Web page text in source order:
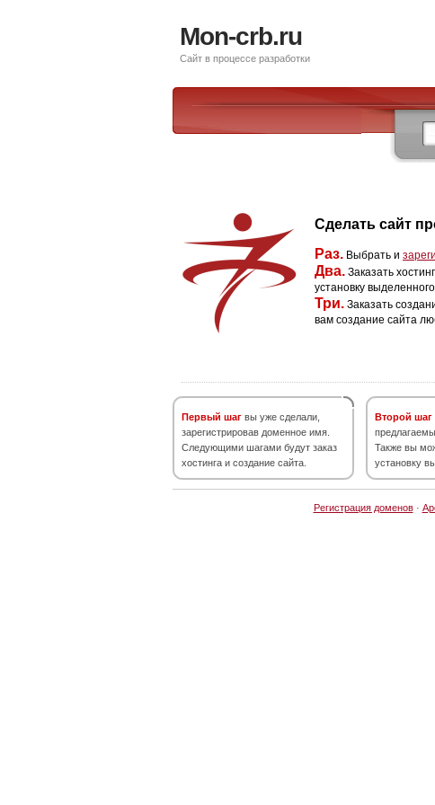
Mon-crb.ru
Сайт в процессе разработки
Сделать сайт
Раз. Выбрать и
Два. Заказать
установку
Три. Заказать
вам создание сайта
Первый шаг вы уже сделали,
зарегистрировав доменное имя.
Следующими шагами будут заказ
хостинга и создание сайта.
Второй шаг
Также вы
установку
Регистрация доменов·